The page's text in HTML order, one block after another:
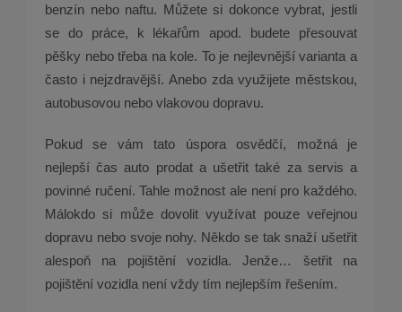
benzín nebo naftu. Můžete si dokonce vybrat, jestli
se do práce, k lékařům apod. budete přesouvat
pěšky nebo třeba na kole. To je nejlevnější varianta a
často i nejzdravější. Anebo zda využijete městskou,
autobusovou nebo vlakovou dopravu.
Pokud se vám tato úspora osvědčí, možná je
nejlepší čas auto prodat a ušetřit také za servis a
povinné ručení. Tahle možnost ale není pro každého.
Málokdo si může dovolit využívat pouze veřejnou
dopravu nebo svoje nohy. Někdo se tak snaží ušetřit
alespoň na pojištění vozidla. Jenže… šetřit na
pojištění vozidla není vždy tím nejlepším řešením.